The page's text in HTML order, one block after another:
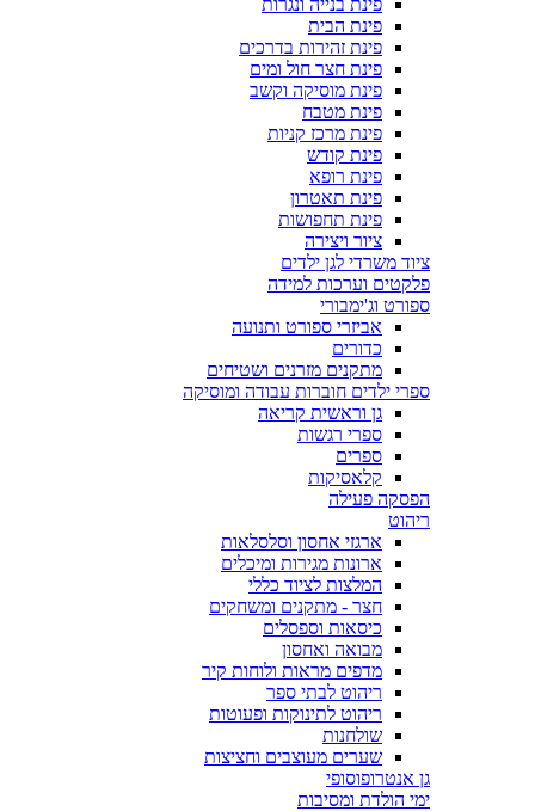
פינת בנייה ונגרות
פינת הבית
פינת זהירות בדרכים
פינת חצר חול ומים
פינת מוסיקה וקשב
פינת מטבח
פינת מרכז קניות
פינת קודש
פינת רופא
פינת תאטרון
פינת תחפושות
ציור ויצירה
ציוד משרדי לגן ילדים
פלקטים וערכות למידה
ספורט וג'ימבורי
אביזרי ספורט ותנועה
כדורים
מתקנים מזרנים ושטיחים
ספרי ילדים חוברות עבודה ומוסיקה
גן וראשית קריאה
ספרי רגשות
ספרים
קלאסיקות
הפסקה פעילה
ריהוט
ארגזי אחסון וסלסלאות
ארונות מגירות ומיכלים
המלצות לציוד כללי
חצר - מתקנים ומשחקים
כיסאות וספסלים
מבואה ואחסון
מדפים מראות ולוחות קיר
ריהוט לבתי ספר
ריהוט לתינוקות ופעוטות
שולחנות
שערים מעוצבים וחציצות
גן אנטרופוסופי
ימי הולדת ומסיבות